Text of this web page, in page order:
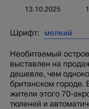
13.10.2025
Шрифт:
Необитаемый
выставлен на
дешевле, чем
британском городе.
жители этого 70-
тюленей и